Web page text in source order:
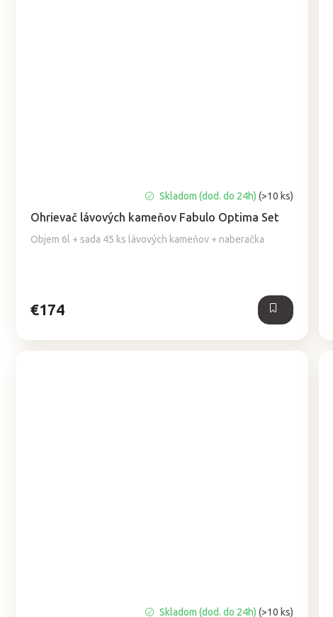
Ohrievač lávových kameňov Fabulo Optima Set
Objem 6l + sada 45 ks lávových kameňov + naberačka
hodnotenie
produktu
je
Skladom (dod. do 24h)(>10 ks)
€174
Skladom (dod. do 24h)(>10 ks)